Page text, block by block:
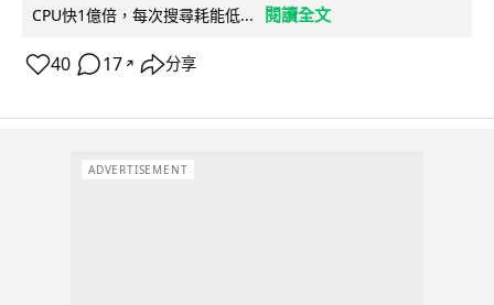
CPU快1億倍，每次搜尋耗能低...
閱讀全文
40 17 ↗ 分享
ADVERTISEMENT